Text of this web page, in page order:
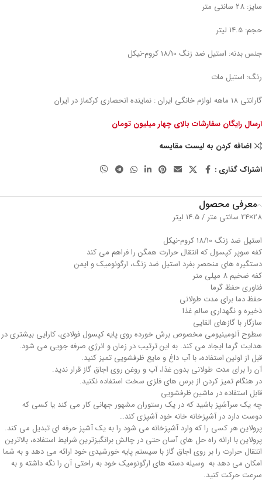
سایز: 28 سانتی متر
حجم: 14.5 لیتر
جنس بدنه: استیل ضد زنگ 18/10 کروم-نیکل
رنگ: استیل مات
گارانتی 18 ماهه لوازم خانگی ایران : نماینده انحصاری کرکماز در ایران
ارسال رایگان سفارشات بالای چهار میلیون تومان
اضافه کردن به لیست مقایسه
اشتراک گذاری :
معرفی محصول
28×24 سانتی متر / 14.5 لیتر
استیل ضد زنگ 18/10 کروم-نیکل
کفه سوپر کپسول که انتقال حرارت همگن را فراهم می کند
دستگیره های منحصر بفرد استیل ضد زنگ، ارگونومیک و ایمن
کفه ضخیم 8 میلی متر
فناوری حفظ گرما
حفظ دما برای مدت طولانی
ذخیره و نگهداری سالم غذا
سازگار با گازهای القایی
سطوح آلومینیومی مخصوص برش خورده روی پایه کپسول فولادی، کارایی بیشتری در
هدایت گرما ایجاد می کند. به این ترتیب در زمان و انرژی صرفه جویی می شود.
قبل از اولین استفاده، با آب داغ و مایع ظرفشویی تمیز کنید.
آن را برای مدت طولانی بدون غذا، آب و روغن روی اجاق گاز قرار ندید.
در هنگام تمیز کردن از برس های فلزی سخت استفاده نکنید.
قابل استفاده در ماشین ظرفشویی
چه یک سرآشپز باشید که در یک رستوران مشهور جهانی کار می کند یا کسی که
دوست دارد در آشپزخانه خانه خود آشپزی کند…
پرولاین هر کسی را که وارد آشپزخانه می شود را به یک آشپز حرفه ای تبدیل می کند.
پرولاین با ارائه راه حل های آسان حتی در چالش برانگیزترین شرایط استفاده، بالاترین
انتقال حرارت را بر روی اجاق گاز با سیستم پایه خورشیدی خود ارائه می دهد و به شما
امکان می دهد به وسیله دسته های ارگونومیک خود به راحتی آن را نگه داشته و به
سرعت حرکت کنید.